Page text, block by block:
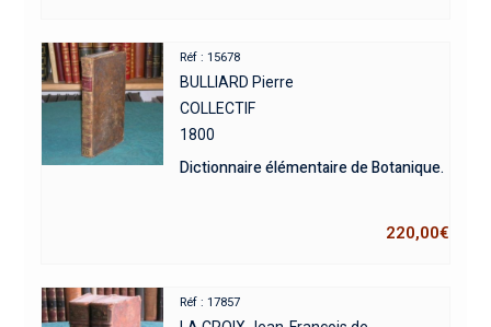
Réf : 15678
BULLIARD Pierre
COLLECTIF
1800
Dictionnaire élémentaire de Botanique.
220,00€
Réf : 17857